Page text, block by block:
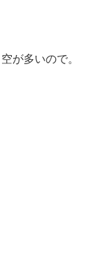
が多いので。